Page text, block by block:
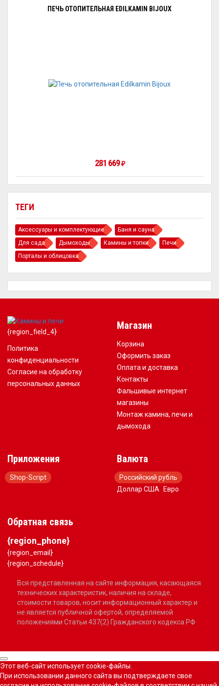
ТЕГИ
Аксессуары и комплектующие
Баня и сауна
Для сада
Дымоходы Камины и топки
Печи
Порталы и облицовка
ПЕЧЬ ОТОПИТЕЛЬНАЯ EDILKAMIN BIJOUX
281 669₽
{region_field_4}
Политика
конфиденциальности
Согласие на обработку
персональных данных
Магазин
Корзина
Оформить заказ
Оплата и доставка
Контакты
Фальшивые интернет
магазины
Монтаж камина, печи и
дымохода
Приложения
Shop-Script
Валюта
Российский рубль
Доллар США
Евро
Обратная связь
{region_phone}
{region_email}
{region_schedule}
Вся представленная на сайте информация, касающаяся
технических характеристик, наличия на складе,
стоимости товаров, носит информационный характер и
не является публичной офертой, определяемой
положениями Статьи 437(2) Гражданского кодекса РФ
Этот веб-сайт использует cookie-файлы.
При использовании данного сайта вы подтверждаете свое